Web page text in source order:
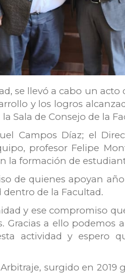
se llevó a cabo un
y los logros
Sala de Consejo de la
Campos Díaz; el
profesor Felipe
la formación de
de quienes apoyan
de la Facultad.
y ese compromiso
a ello podemos
actividad y espero
surgido en 2019